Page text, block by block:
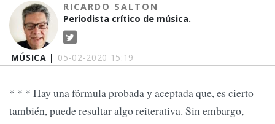
MÚSICA | 05-02-2020 15:19
RICARDO SALTON
Periodista crítico de música.
* * * Hay una fórmula probada y aceptada que, es cierto
también, puede resultar algo reiterativa. Sin embargo,